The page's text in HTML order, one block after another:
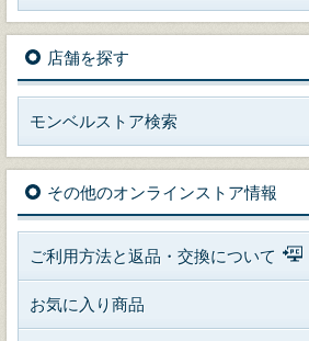
店舗を探す
モンベルストア検索
その他のオンラインストア情報
ご利用方法と返品・交換について
お気に入り商品